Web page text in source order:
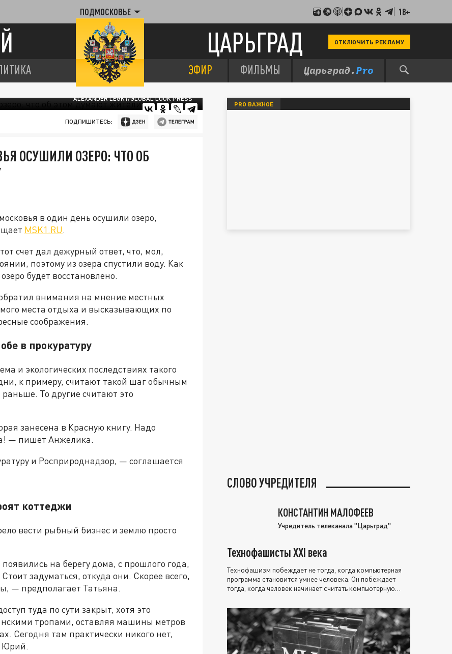
ПОДМОСКОВЬЕ 18+
ЦАРЬГРАД ОТКЛЮЧИТЬ РЕКЛАМУ
ЭФИР ФИЛЬМЫ
ALEXANDER LEGKY/GLOBAL LOOK PRESS
ПОДПИШИТЕСЬ:
ОСУШИЛИ ОЗЕРО: ЧТО ОБ
в один день осушили озеро,
MSK1.RU.
счет дал дежурный ответ, что, мол,
поэтому из озера спустили воду. Как
будет восстановлено.
внимания на мнение местных
места отдыха и высказывающих по
соображения.
в прокуратуру
и экологических последствиях такого
к примеру, считают такой шаг обычным
То другие считают это
занесена в Красную книгу. Надо
— пишет Анжелика.
и Росприроднадзор, — соглашается
коттеджи
вести рыбный бизнес и землю просто
на берегу дома, с прошлого года,
задуматься, откуда они. Скорее всего,
— предполагает Татьяна.
туда по сути закрыт, хотя это
тропами, оставляя машины метров
Сегодня там практически никого нет,
Юрий.
PRO ВАЖНОЕ
СЛОВО УЧРЕДИТЕЛЯ
КОНСТАНТИН МАЛОФЕЕВ
Учредитель телеканала "Царьград"
Технофашисты XXI века
Технофашизм побеждает не тогда, когда компьютерная
программа становится умнее человека. Он побеждает
тогда, когда человек начинает считать компьютерную